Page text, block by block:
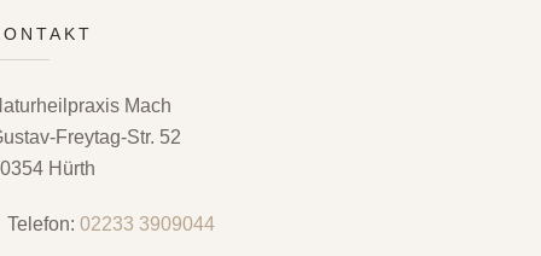
Mach
Freytag-Str. 52
Hürth
Telefon:02233 3909044